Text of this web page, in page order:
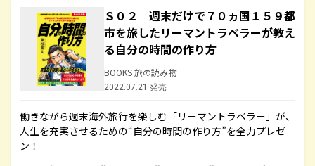
Ｓ０２ 週末だけで７０ヵ国１５９都
市を旅したリーマントラベラーが教え
る自分の時間の作り方
BOOKS 旅の読み物
2022.07.21 発売
働きながら週末海外旅行を楽しむ「リーマントラベラー」が、
人生を充実させるための“自分の時間の作り方”を全力プレゼ
ン！